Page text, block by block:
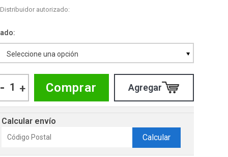
Distribuidor autorizado:
Seleccione una opción
- + Comprar
Calcular envío
Calcular